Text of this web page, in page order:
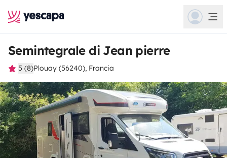
Semintegrale di Jean pierre
5 (8)Plouay (56240), Francia